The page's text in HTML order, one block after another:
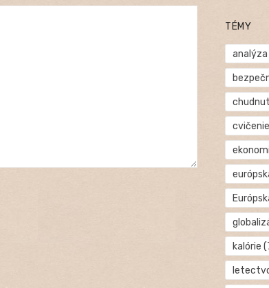
TÉMY
analýza
kalórie